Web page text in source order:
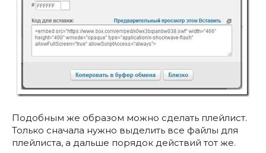
Подобным же образом можно сделать плейлист.
Только сначала нужно выделить все файлы для
плейлиста, а дальше порядок действий тот же.